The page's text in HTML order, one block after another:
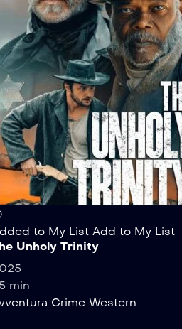
to My List Add to My List
Unholy Trinity
min
Crime Western